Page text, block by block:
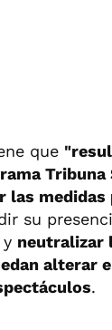
que
Tribuna
las
su
neutralizar
alterar
.